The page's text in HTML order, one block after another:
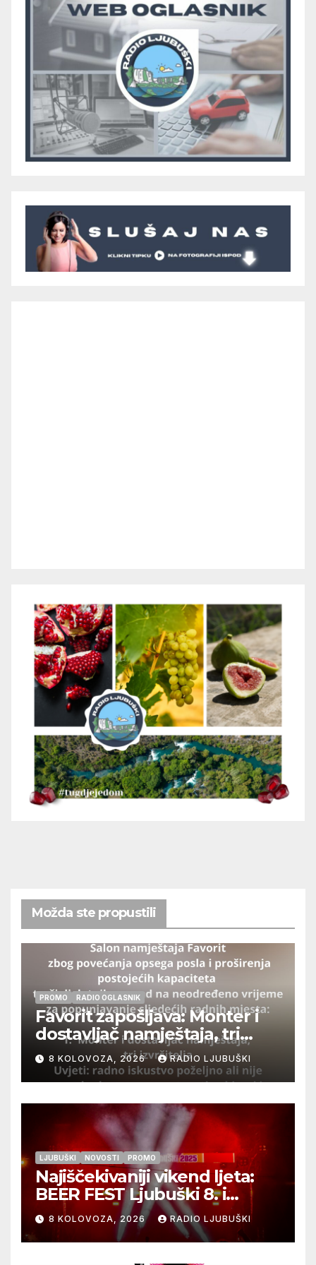
Možda ste propustili
PROMO RADIO OGLASNIK
Favorit zapošljava: Monter i
dostavljač namještaja, tri
izvršitelja
8 KOLOVOZA, 2026 RADIO LJUBUŠKI
LJUBUŠKI NOVOSTI PROMO
Najiščekivaniji vikend ljeta:
BEER FEST Ljubuški 8. i
9.kolovoza
8 KOLOVOZA, 2026 RADIO LJUBUŠKI